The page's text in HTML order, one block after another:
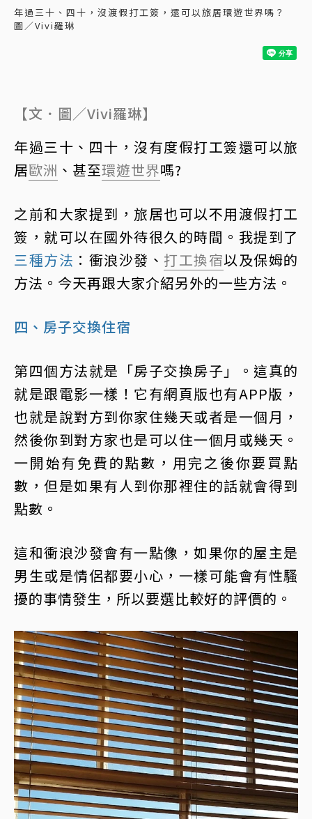
年過三十、四十，沒渡假打工簽，還可以旅居環遊世界嗎？
圖／Vivi羅琳
【文．圖／Vivi羅琳】
年過三十、四十，沒有度假打工簽還可以旅
居歐洲 、甚至環遊世界嗎?
之前和大家提到，旅居也可以不用渡假打工
簽，就可以在國外待很久的時間。我提到了
三種方法 ：衝浪沙發、 打工換宿以及保姆的
方法。今天再跟大家介紹另外的一些方法。
四、房子交換住宿
第四個方法就是「房子交換房子」。這真的
就是跟電影一樣！它有網頁版也有APP版，
也就是說對方到你家住幾天或者是一個月，
然後你到對方家也是可以住一個月或幾天。
一開始有免費的點數，用完之後你要買點
數，但是如果有人到你那裡住的話就會得到
點數。
這和衝浪沙發會有一點像，如果你的屋主是
男生或是情侶都要小心，一樣可能會有性騷
擾的事情發生，所以要選比較好的評價的。